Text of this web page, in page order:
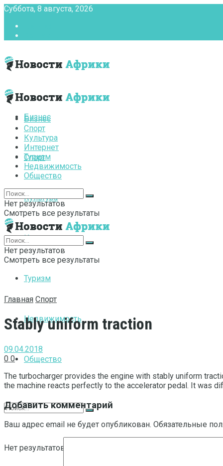
Суббота, 8 августа, 2026
Бизнес
Спорт
Культура
Интернет
Туризм
Недвижимость
Общество
Нет результатов
Бизнес
Спорт
Культура
Интернет
Туризм
Недвижимость
Общество
Нет результатов
Смотреть все результаты
Нет результатов
Смотреть все результаты
Главная Спорт
Stably uniform traction
09.04.2018
0 0
The turbocharger provides the engine with stably uniform
the machine reacts perfectly to the accelerator pedal. It was
Добавить комментарий
Ваш адрес email не будет опубликован. Обязательные